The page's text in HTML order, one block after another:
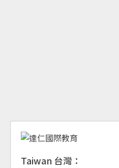
Taiwan 台灣：